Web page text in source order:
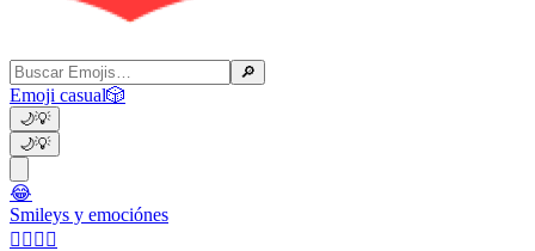
🔎
Emoji casual🎲
🌙💡
🌙💡
😂
Smileys y emociónes
👩‍❤️‍💋‍👨